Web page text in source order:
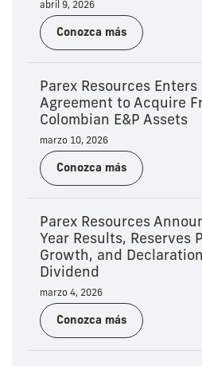
abril 9, 2026
Conozca más
Parex Resources
Agreement to Acquire
Colombian E&P Assets
marzo 10, 2026
Conozca más
Parex Resources
Year Results, Reserves
Growth, and
Dividend
marzo 4, 2026
Conozca más